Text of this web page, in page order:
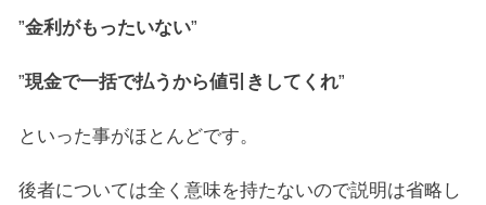
”金利がもったいない”
”現金で一括で払うから値引きしてくれ”
といった事がほとんどです。
後者については全く意味を持たないので説明は省略し